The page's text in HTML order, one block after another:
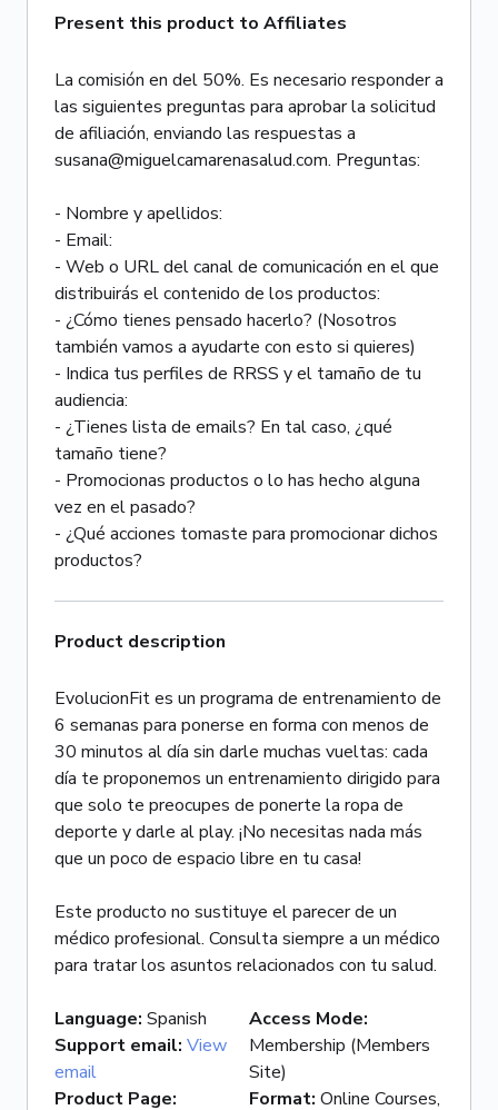
Present this product to Affiliates
La comisión en del 50%. Es necesario responder a
las siguientes preguntas para aprobar la solicitud
de afiliación, enviando las respuestas a
susana@miguelcamarenasalud.com. Preguntas:
- Nombre y apellidos:
- Email:
- Web o URL del canal de comunicación en el que
distribuirás el contenido de los productos:
- ¿Cómo tienes pensado hacerlo? (Nosotros
también vamos a ayudarte con esto si quieres)
- Indica tus perfiles de RRSS y el tamaño de tu
audiencia:
- ¿Tienes lista de emails? En tal caso, ¿qué
tamaño tiene?
- Promocionas productos o lo has hecho alguna
vez en el pasado?
- ¿Qué acciones tomaste para promocionar dichos
productos?
Product description
EvolucionFit es un programa de entrenamiento de
6 semanas para ponerse en forma con menos de
30 minutos al día sin darle muchas vueltas: cada
día te proponemos un entrenamiento dirigido para
que solo te preocupes de ponerte la ropa de
deporte y darle al play. ¡No necesitas nada más
que un poco de espacio libre en tu casa!
Este producto no sustituye el parecer de un
médico profesional. Consulta siempre a un médico
para tratar los asuntos relacionados con tu salud.
Language: Spanish
Support email: View
email
Product Page:
Access Mode:
Membership (Members
Site)
Format: Online Courses,